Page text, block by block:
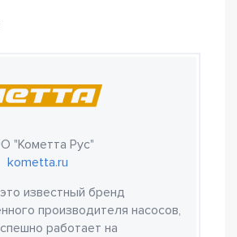
"Кометта Рус"
kometta.ru
известный бренд
производителя насосов,
работает на